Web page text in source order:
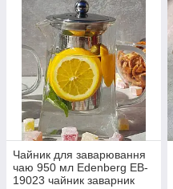
Чайник для заварювання
чаю 950 мл Edenberg EB-
19023 чайник заварник